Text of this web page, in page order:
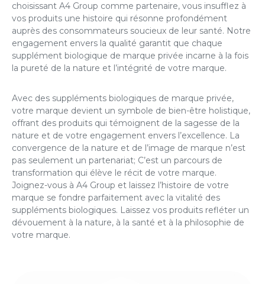
choisissant A4 Group comme partenaire, vous insufflez à
vos produits une histoire qui résonne profondément
auprès des consommateurs soucieux de leur santé. Notre
engagement envers la qualité garantit que chaque
supplément biologique de marque privée incarne à la fois
la pureté de la nature et l’intégrité de votre marque.
Avec des suppléments biologiques de marque privée,
votre marque devient un symbole de bien-être holistique,
offrant des produits qui témoignent de la sagesse de la
nature et de votre engagement envers l’excellence. La
convergence de la nature et de l’image de marque n’est
pas seulement un partenariat; C’est un parcours de
transformation qui élève le récit de votre marque.
Joignez-vous à A4 Group et laissez l’histoire de votre
marque se fondre parfaitement avec la vitalité des
suppléments biologiques. Laissez vos produits refléter un
dévouement à la nature, à la santé et à la philosophie de
votre marque.